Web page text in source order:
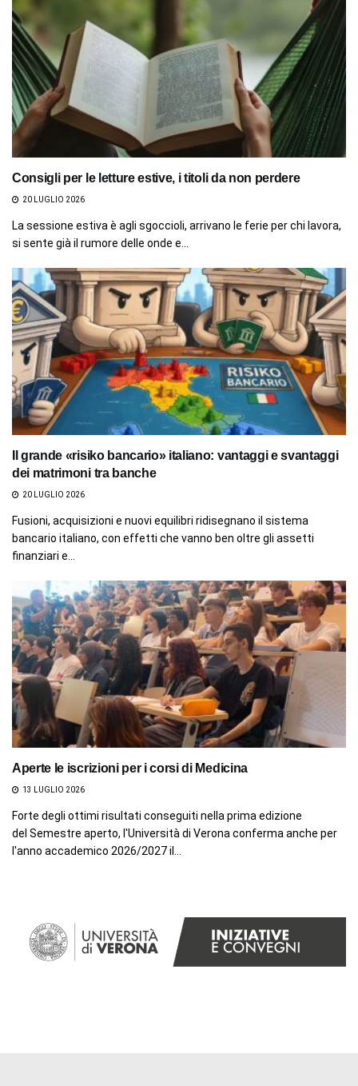
Consigli per le letture estive, i titoli da non perdere
20 LUGLIO 2026
La sessione estiva è agli sgoccioli, arrivano le ferie per chi lavora,
si sente già il rumore delle onde e...
Il grande «risiko bancario» italiano: vantaggi e svantaggi
dei matrimoni tra banche
20 LUGLIO 2026
Fusioni, acquisizioni e nuovi equilibri ridisegnano il sistema
bancario italiano, con effetti che vanno ben oltre gli assetti
finanziari e...
Aperte le iscrizioni per i corsi di Medicina
13 LUGLIO 2026
Forte degli ottimi risultati conseguiti nella prima edizione
del Semestre aperto, l'Università di Verona conferma anche per
l'anno accademico 2026/2027 il...